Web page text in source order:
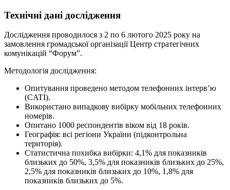
Технічні дані дослідження
Дослідження проводилося з 2 по 6 лютого 2025 року на
замовлення громадської організації Центр стратегічних
комунікацій “Форум”.
Методологія дослідження:
Опитування проведено методом телефонних інтерв’ю
(CATI).
Використано випадкову вибірку мобільних телефонних
номерів.
Опитано 1000 респондентів віком від 18 років.
Географія: всі регіони України (підконтрольна
територія).
Статистична похибка вибірки: 4,1% для показників
близьких до 50%, 3,5% для показників близьких до 25%,
2,5% для показників близьких до 10%, 1,8% для
показників близьких до 5%.